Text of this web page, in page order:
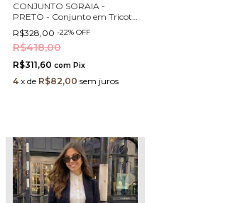
CONJUNTO SORAIA -
PRETO - Conjunto em Tricot
Colete e Saia com Botões em
Pérolas e Strass
R$328,00 -22% OFF
R$418,00
R$311,60 com Pix
4 x de R$82,00 sem juros